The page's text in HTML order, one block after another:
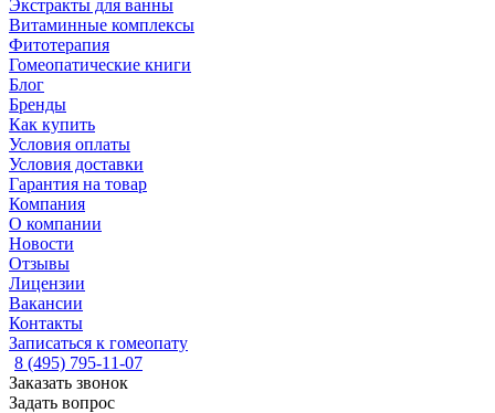
Экстракты для ванны
Витаминные комплексы
Фитотерапия
Гомеопатические книги
Блог
Бренды
Как купить
Условия оплаты
Условия доставки
Гарантия на товар
Компания
О компании
Новости
Отзывы
Лицензии
Вакансии
Контакты
Записаться к гомеопату
8 (495) 795-11-07
Заказать звонок
Задать вопрос